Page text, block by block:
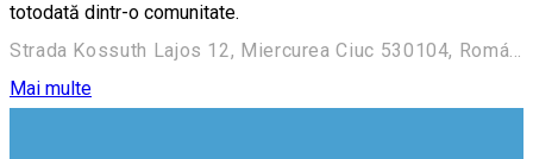
totodată dintr-o comunitate.
Strada Kossuth Lajos 12, Miercurea Ciuc 530104, Románia
Mai multe